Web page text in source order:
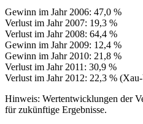
Gewinn im Jahr 2006: 47,0 %
Verlust im Jahr 2007: 19,3 %
Verlust im Jahr 2008: 64,4 %
Gewinn im Jahr 2009: 12,4 %
Gewinn im Jahr 2010: 21,8 %
Verlust im Jahr 2011: 30,9 %
Verlust im Jahr 2012: 22,3 %
Hinweis: Wertentwicklungen der
für zukünftige Ergebnisse.